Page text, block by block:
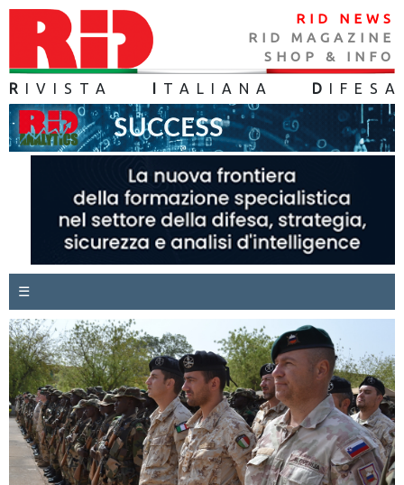
RID NEWS
RID MAGAZINE
SHOP & INFO
R IVISTA TALIANA D IFES A
☰